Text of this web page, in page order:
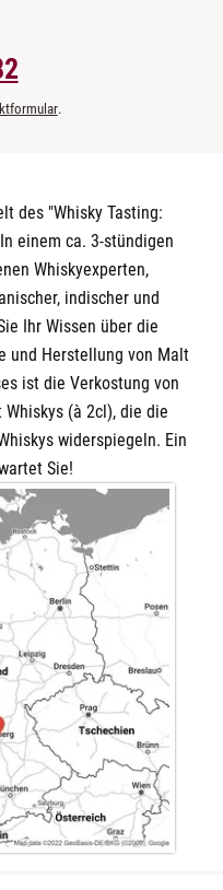
.
des "Whisky Tasting:
einem ca. 3-stündigen
Whiskyexperten,
indischer und
Ihr Wissen über die
und Herstellung von Malt
ist die Verkostung von
(à 2cl), die die
widerspiegeln. Ein
Sie!